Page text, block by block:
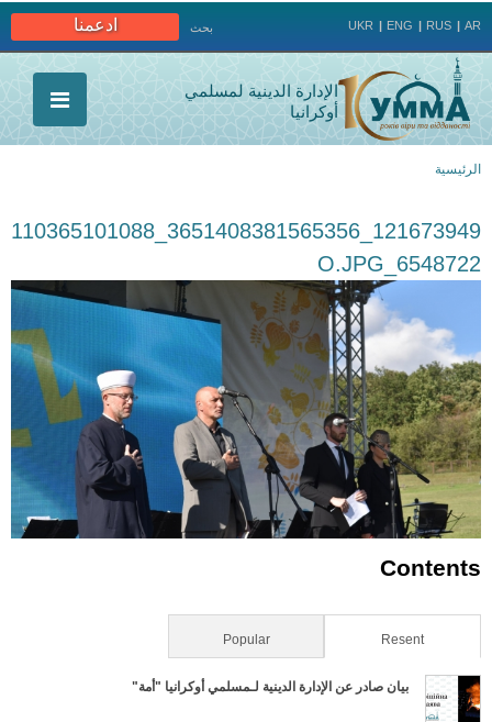
ادعمنا بحث UKR ENG RUS AR
الإدارة الدينية لمسلمي
أوكرانيا
الرئيسية
121673949_3651408381565356_110365101088
6548722_O.JPG
Contents
Resent (علامة التبويب النشطة)Popular
بيان صادر عن الإدارة الدينية لـمسلمي أوكرانيا "أمة"